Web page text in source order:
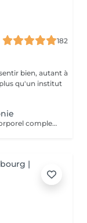
182
bien, autant à
qu'un institut
Inspiré de la tradition ayurvédique, ce soin corporel complet, au rythme lent et doux, associe des manuvres enveloppantes et l'utilisation du bol Kansu. Il procure un profond sentiment de détente, apaisant le mental, réduisant le stress et revitalisant l'énergie pour harmoniser corps et esprit. Bienfaits corporels : Soulage les tensions musculaires Améliore la circulation sanguine et lymphatique Favorise l'élimination des toxines Optimise les échanges cellulaires Pour l'esprit : Détente profonde et apaisement mental Améliore la qualité du sommeil Combat l'insomnie et le stress Stimule la circulation énergétique, favorisant l'équilibre global